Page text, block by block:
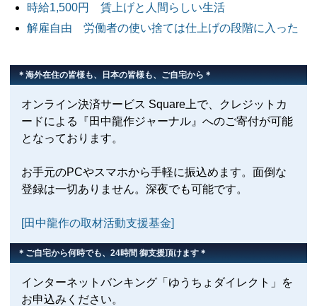
時給1,500円 賃上げと人間らしい生活
解雇自由 労働者の使い捨ては仕上げの段階に入った
＊海外在住の皆様も、日本の皆様も、ご自宅から＊
オンライン決済サービス Square上で、クレジットカ
ードによる『田中龍作ジャーナル』へのご寄付が可能
となっております。
お手元のPCやスマホから手軽に振込めます。面倒な
登録は一切ありません。深夜でも可能です。
[田中龍作の取材活動支援基金]
＊ご自宅から何時でも、24時間 御支援頂けます＊
インターネットバンキング「ゆうちょダイレクト」を
お申込みください。